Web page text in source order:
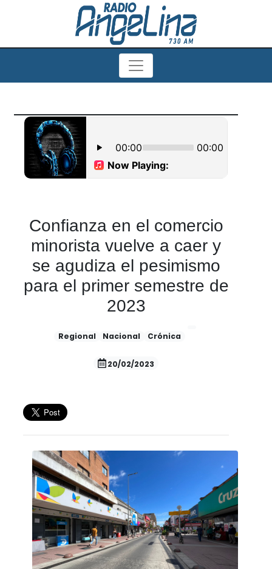
Confianza en el comercio
minorista vuelve a caer y
se agudiza el pesimismo
para el primer semestre de
2023
Regional Nacional Crónica
20/02/2023